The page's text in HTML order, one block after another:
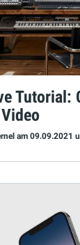
Tutorial:
am 09.09.2021